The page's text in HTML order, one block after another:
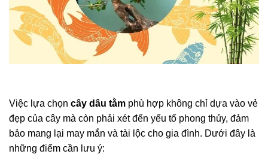
Việc lựa chọn cây dâu tằm phù hợp không chỉ dựa vào vẻ
đẹp của cây mà còn phải xét đến yếu tố phong thủy, đảm
bảo mang lại may mắn và tài lộc cho gia đình. Dưới đây là
những điểm cần lưu ý: